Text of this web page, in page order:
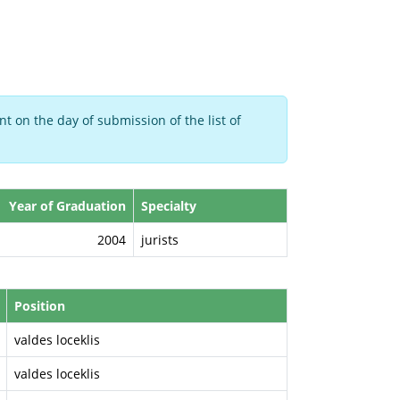
on the day of submission of the list of
Year of Graduation
Specialty
2004
jurists
Position
valdes loceklis
valdes loceklis